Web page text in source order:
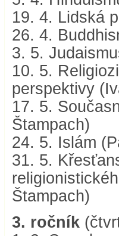
19. 4. Lidská
26. 4.
3. 5.
10. 5.
perspektivy
17. 5.
Štampach)
24. 5. Islám
31. 5.
Štampach)
3. ročník